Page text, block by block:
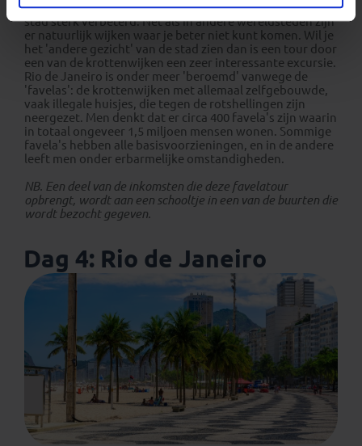
Vrije dag. De laatste jaren is de veiligheidssituatie in de
stad sterk verbeterd. Net als in andere wereldsteden zijn
er natuurlijk wijken waar je beter niet kunt komen. Wil je
het 'andere gezicht' van de stad zien dan is een tour door
een van de krottenwijken een zeer interessante excursie.
Rio de Janeiro is onder meer 'beroemd' vanwege de
'favelas': de krottenwijken met allemaal zelfgebouwde,
vaak illegale huisjes, die tegen de rotshellingen zijn
neergezet. Men denkt dat er circa 400 favela's zijn waarin
in totaal ongeveer 1,5 miljoen mensen wonen. Sommige
favela's hebben alle basisvoorzieningen, en in de andere
leeft men onder erbarmelijke omstandigheden.
NB. Een deel van de inkomsten die deze favelatour
opbrengt, wordt aan een schooltje in een van de buurten die
wordt bezocht gegeven.
Dag 4: Rio de Janeiro